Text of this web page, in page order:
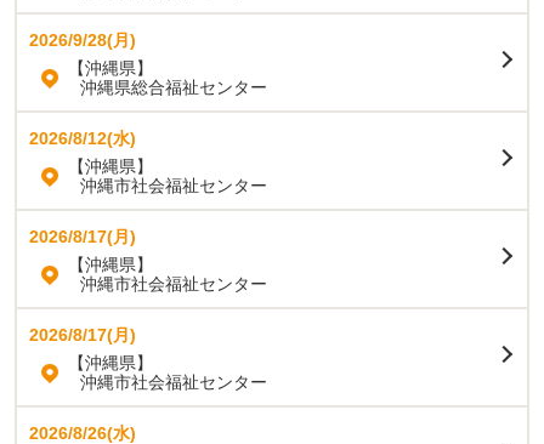
2026/9/28(月)
【沖縄県】
沖縄県総合福祉センター
2026/8/12(水)
【沖縄県】
沖縄市社会福祉センター
2026/8/17(月)
【沖縄県】
沖縄市社会福祉センター
2026/8/17(月)
【沖縄県】
沖縄市社会福祉センター
2026/8/26(水)